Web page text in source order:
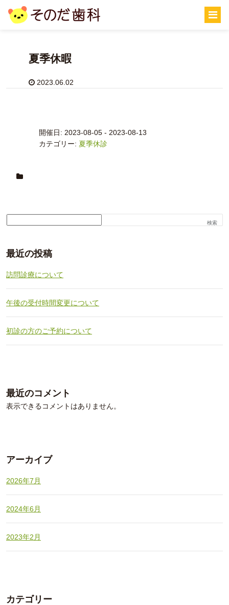
ホーム/ イベント/ 夏季休暇
夏季休暇
2023.06.02
開催日: 2023-08-05 - 2023-08-13
カテゴリー: 夏季休診
検索
最近の投稿
訪問診療について
午後の受付時間変更について
初診の方のご予約について
最近のコメント
表示できるコメントはありません。
アーカイブ
2026年7月
2024年6月
2023年2月
カテゴリー